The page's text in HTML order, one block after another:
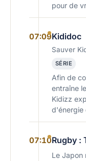
pour de
07:09Kididoc
Sauver
SÉRIE
Afin de
entraîne
Kidizz
d'énergie
07:10Rugby :
Le Japon